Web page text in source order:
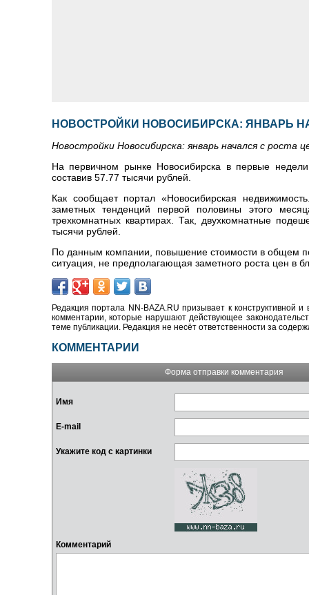
НОВОСТРОЙКИ НОВОСИБИРСКА: ЯНВАРЬ
Новостройки Новосибирска: январь начался с роста
На первичном рынке Новосибирска в первые
составив 57.77 тысячи рублей.
Как сообщает портал «Новосибирская
заметных тенденций первой половины этого
трехкомнатных квартирах. Так, двухкомнатные
тысячи рублей.
По данным компании, повышение стоимости в общем
ситуация, не предполагающая заметного роста цен в
Редакция портала NN-BAZA.RU призывает к конструктивной
комментарии, которые нарушают действующее
теме публикации. Редакция не несёт ответственности за
КОММЕНТАРИИ
Форма отправки комментария
Имя
E-mail
Укажите код с картинки
Комментарий